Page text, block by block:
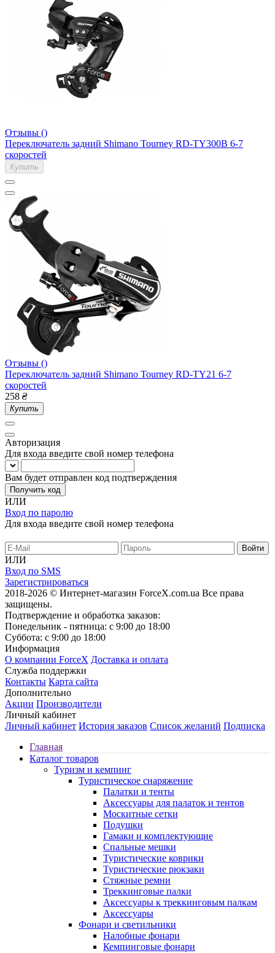
Отзывы ()
Переключатель задний Shimano Tourney RD-TY300B 6-7
скоростей
Купить
Отзывы ()
Переключатель задний Shimano Tourney RD-TY21 6-7
скоростей
258 ₴
Купить
Авторизация
Для входа введите свой номер телефона
Вам будет отправлен код подтверждения
Получить код
ИЛИ
Вход по паролю
Для входа введите свой номер телефона
ИЛИ
Вход по SMS
Зарегистрироваться
2018-2026 © Интернет-магазин ForceX.com.ua Все права
защищены.
Подтверждение и обработка заказов:
Понедельник - пятница: с 9:00 до 18:00
Суббота: с 9:00 до 18:00
Информация
О компании ForceX Доставка и оплата
Служба поддержки
Контакты Карта сайта
Дополнительно
Акции Производители
Личный кабинет
Личный кабинет История заказов Список желаний Подписка
Главная
Каталог товаров
Туризм и кемпинг
Туристическое снаряжение
Палатки и тенты
Аксессуары для палаток и тентов
Москитные сетки
Подушки
Гамаки и комплектующие
Спальные мешки
Туристические коврики
Туристические рюкзаки
Стяжные ремни
Треккинговые палки
Аксессуары к треккинговым палкам
Аксессуары
Фонари и светильники
Налобные фонари
Кемпинговые фонари